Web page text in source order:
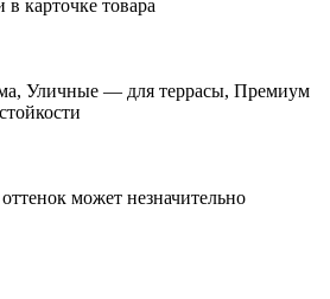
карточке товара
Уличные — для террасы, Премиум
может незначительно